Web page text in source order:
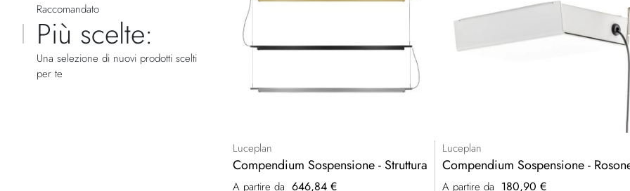
Raccomandato
Più scelte:
Una selezione di nuovi prodotti scelti
per te
Luceplan
Compendium Sospensione - Struttura
A partire da 646,84 €
Luceplan
Compendium Sospensione -
A partire da 180,90 €